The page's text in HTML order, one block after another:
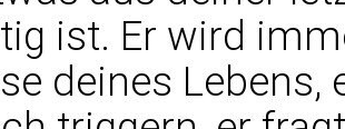
ist. Er wird
deines